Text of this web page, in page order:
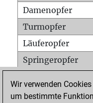
Damenopfer
Turmopfer
Läuferopfer
Springeropfer
Matt auf vollem
Wir verwenden
um bestimmte